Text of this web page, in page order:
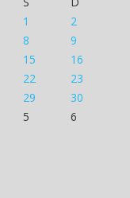
1
2
8
9
15
16
22
23
29
30
5 6